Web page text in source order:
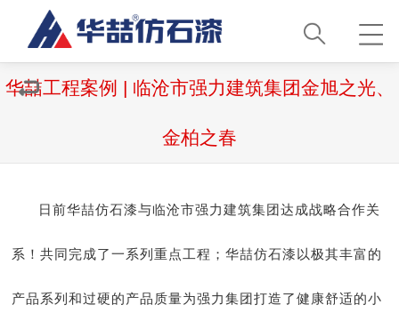
华喆工程案例 | 临沧市强力建筑集团金旭之光、
金柏之春
日前华喆仿石漆与临沧市强力建筑集团达成战略合作关
系！共同完成了一系列重点工程；华喆仿石漆以极其丰富的
产品系列和过硬的产品质量为强力集团打造了健康舒适的小